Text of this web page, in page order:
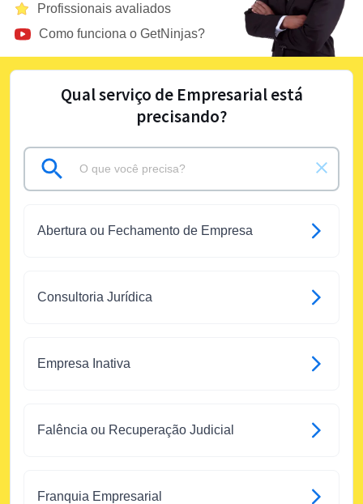
Profissionais avaliados
Como funciona o GetNinjas?
Qual serviço de Empresarial está
precisando?
Abertura ou Fechamento de Empresa
Consultoria Jurídica
Empresa Inativa
Falência ou Recuperação Judicial
Franquia Empresarial